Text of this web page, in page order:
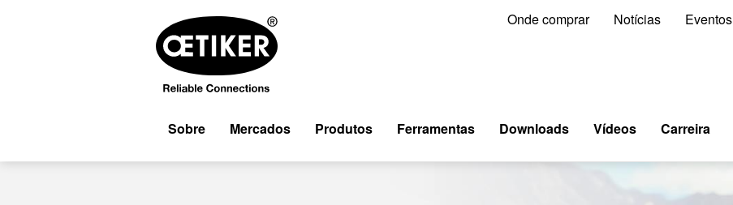
Onde comprar Notícias Eventos
Sobre Mercados Produtos Ferramentas Downloads Vídeos Carreira